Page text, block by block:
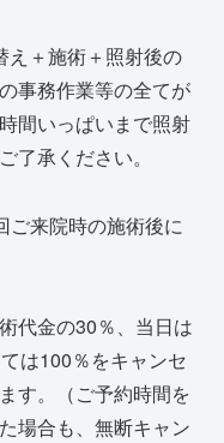
え＋施術＋照射後の
事務作業等の全てが
間いっぱいまで照射
了承ください。
ご来院時の施術後に
代金の30％、当日は
は100％をキャンセ
す。（ご予約時間を
場合も、無断キャン